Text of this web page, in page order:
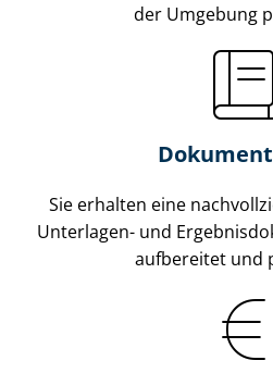
der Umgebung
Sie erhalten eine
Unterlagen- und
aufbereitet und